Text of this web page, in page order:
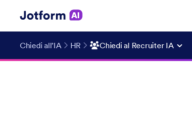
Chiedi all’IA HR Chiedi al Recruiter IA